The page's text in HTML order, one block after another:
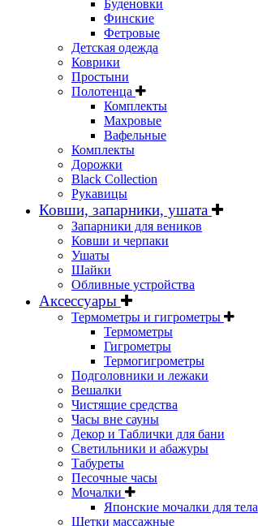
Буденовки
Финские
Фетровые
Детская одежда
Коврики
Простыни
Полотенца
Комплекты
Махровые
Вафельные
Комплекты
Дорожки
Black Collection
Рукавицы
Ковши, запарники, ушата
Запарники для веников
Ковши и черпаки
Ушаты
Шайки
Обливные устройства
Аксессуары
Термометры и гигрометры
Термометры
Гигрометры
Термогигрометры
Подголовники и лежаки
Вешалки
Чистящие средства
Часы вне сауны
Декор и Таблички для бани
Светильники и абажуры
Табуреты
Песочные часы
Мочалки
Японские мочалки для тела
Щетки массажные